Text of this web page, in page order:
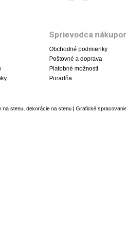
Sprievodca
Obchodné podmienky
Poštovné a doprava
Platobné možnosti
Poradňa
na stenu, dekorácie na stenu | Grafické